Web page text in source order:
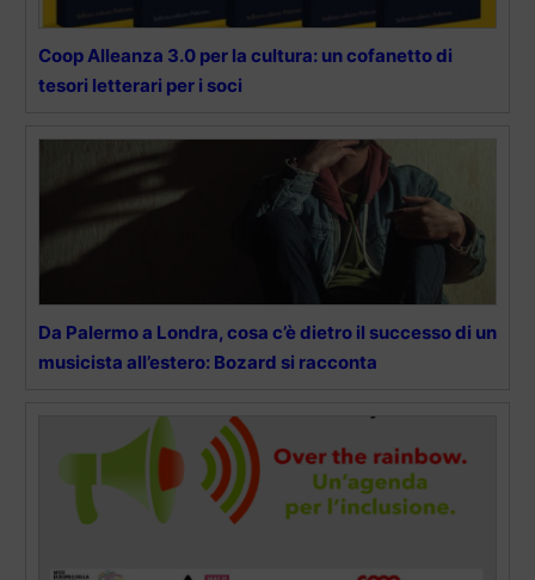
Coop Alleanza 3.0 per la cultura: un cofanetto di
tesori letterari per i soci
Da Palermo a Londra, cosa c’è dietro il successo di un
musicista all’estero: Bozard si racconta